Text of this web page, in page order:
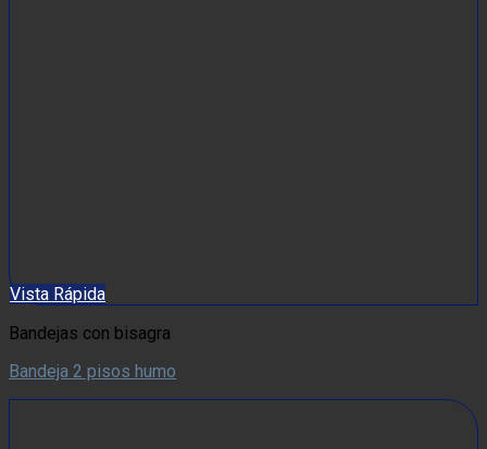
Vista Rápida
Bandejas con bisagra
Bandeja 2 pisos humo